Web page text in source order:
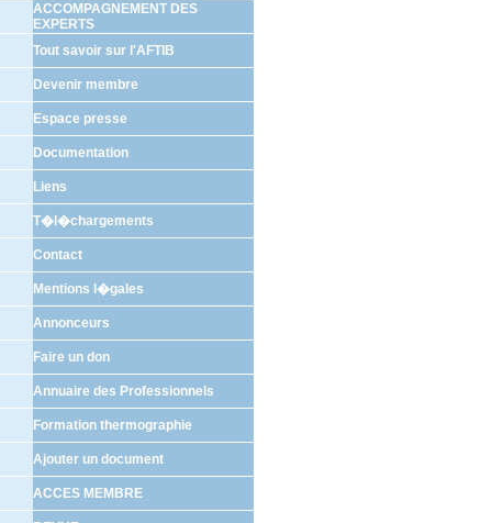
ACCOMPAGNEMENT DES
EXPERTS
Tout savoir sur l'AFTIB
Devenir membre
Espace presse
Documentation
Liens
T�l�chargements
Contact
Mentions l�gales
Annonceurs
Faire un don
Annuaire des Professionnels
Formation thermographie
Ajouter un document
ACCES MEMBRE